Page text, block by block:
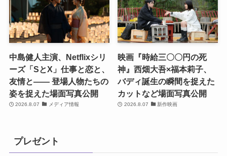
中島健人主演、Netflixシリ
ーズ「SとX」仕事と恋と、
友情と―― 登場人物たちの
姿を捉えた場面写真公開
2026.8.07 メディア情報
映画『時給三〇〇円の死
神』西畑大吾×福本莉子、
バディ誕生の瞬間を捉えた
カットなど場面写真公開
2026.8.07 新作映画
プレゼント